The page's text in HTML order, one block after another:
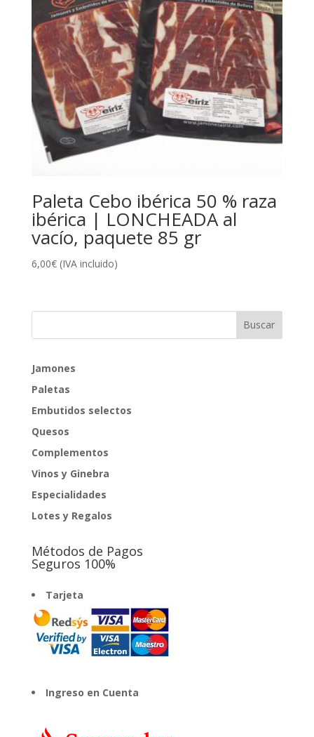
Paleta Cebo ibérica 50 % raza
ibérica | LONCHEADA al
vacío, paquete 85 gr
6,00€ (IVA incluido)
Jamones
Paletas
Embutidos selectos
Quesos
Complementos
Vinos y Ginebra
Especialidades
Lotes y Regalos
Métodos de Pagos
Seguros 100%
Tarjeta
Ingreso en Cuenta